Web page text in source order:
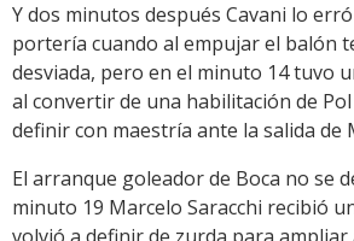
Y dos minutos después Cavani lo
portería cuando al empujar el balón
desviada, pero en el minuto 14 tuvo
al convertir de una habilitación de
definir con maestría ante la salida de
El arranque goleador de Boca no se
minuto 19 Marcelo Saracchi recibió